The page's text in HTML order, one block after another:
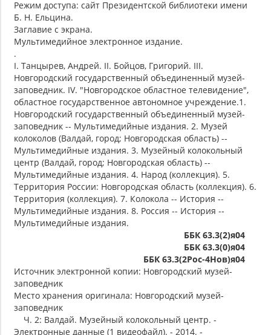
Режим доступа: сайт Президентской библиотеки имени
Б. Н. Ельцина.
Заглавие с экрана.
Мультимедийное электронное издание.
.
I. Танцырев, Андрей. II. Бойцов, Григорий. III.
Новгородский государственный объединенный музей-
заповедник. IV. "Новгородское областное телевидение",
областное государственное автономное учреждение.1.
Новгородский государственный объединенный музей-
заповедник -- Мультимедийные издания. 2. Музей
колоколов (Валдай, город; Новгородская область) --
Мультимедийные издания. 3. Музейный колокольный
центр (Валдай, город; Новгородская область) --
Мультимедийные издания. 4. Народ (коллекция). 5.
Территория России: Новгородская область (коллекция). 6.
Территория (коллекция). 7. Колокола -- История --
Мультимедийные издания. 8. Россия -- История --
Мультимедийные издания.
ББК 63.3(2)я04
ББК 63.3(0)я04
ББК 63.3(2Рос-4Нов)я04
Источник электронной копии: Новгородский музей-
заповедник
Место хранения оригинала: Новгородский музей-
заповедник
Ч. 2: Валдай. Музейный колокольный центр. -
Электронные данные (1 видеофайл). - 2014. -